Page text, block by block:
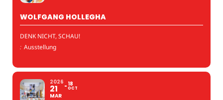
WOLFGANG HOLLEGHA
DENK NICHT, SCHAU!
: Ausstellung
2026
21
MAR
18
OCT